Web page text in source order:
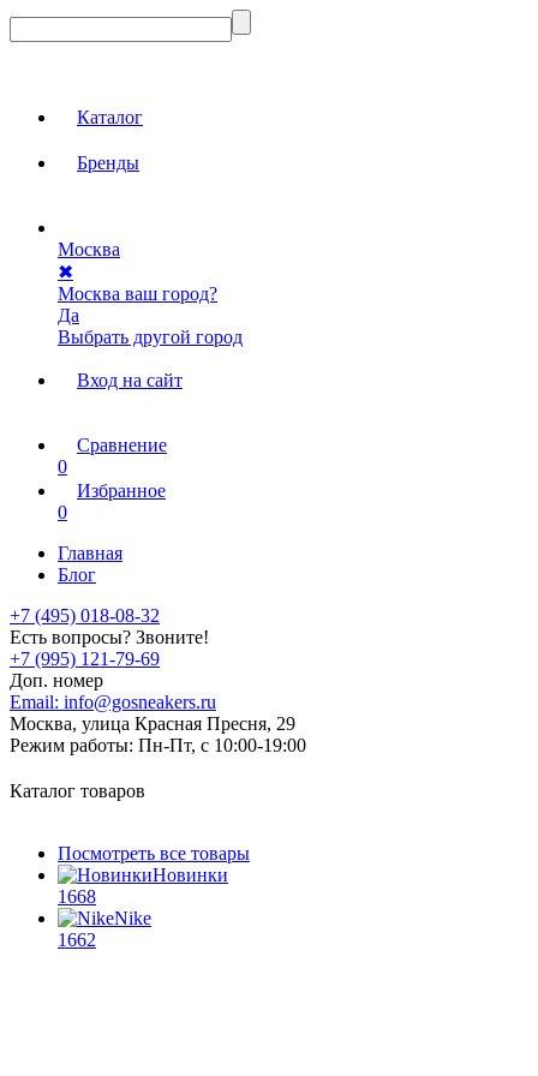
Каталог
Бренды
Москва
✖
Москва ваш город?
Да
Выбрать другой город
Вход на сайт
Сравнение
0
Избранное
0
Главная
Блог
+7 (495) 018-08-32
Есть вопросы? Звоните!
+7 (995) 121-79-69
Доп. номер
Email: info@gosneakers.ru
Москва, улица Красная Пресня, 29
Режим работы: Пн-Пт, с 10:00-19:00
Каталог товаров
Посмотреть все товары
Новинки
1668
Nike
1662